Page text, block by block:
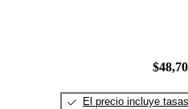
El precio incluye tasas